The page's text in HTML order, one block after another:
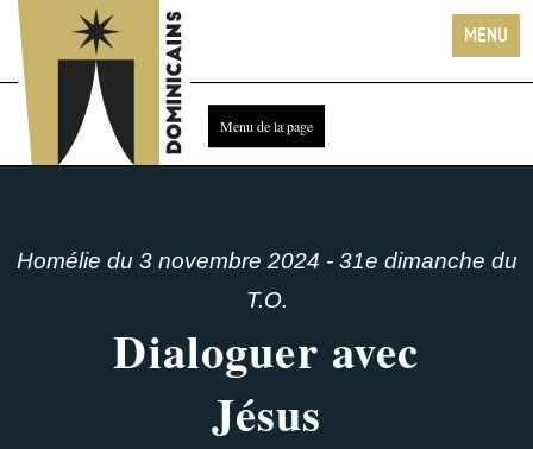
Homélie du 3 novembre 2024 - 31e dimanche du
T.O.
Dialoguer avec
Jésus